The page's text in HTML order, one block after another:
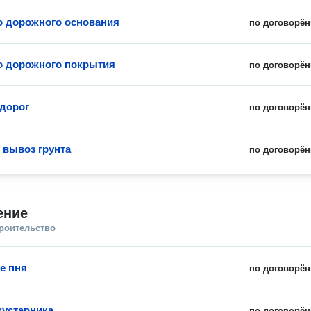
по
дорожного основания
по
дорожного покрытия
по
по
вывоз грунта
по
пня